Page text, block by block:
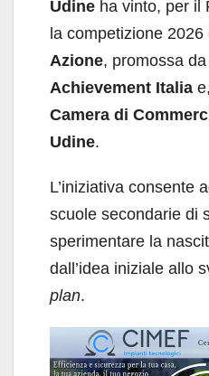
Udine ha vinto, per il
la competizione 2026
Azione, promossa da
Achievement Italia
Camera di
Udine.
L’iniziativa consente
scuole secondarie di
sperimentare la
dall’idea iniziale allo
plan.